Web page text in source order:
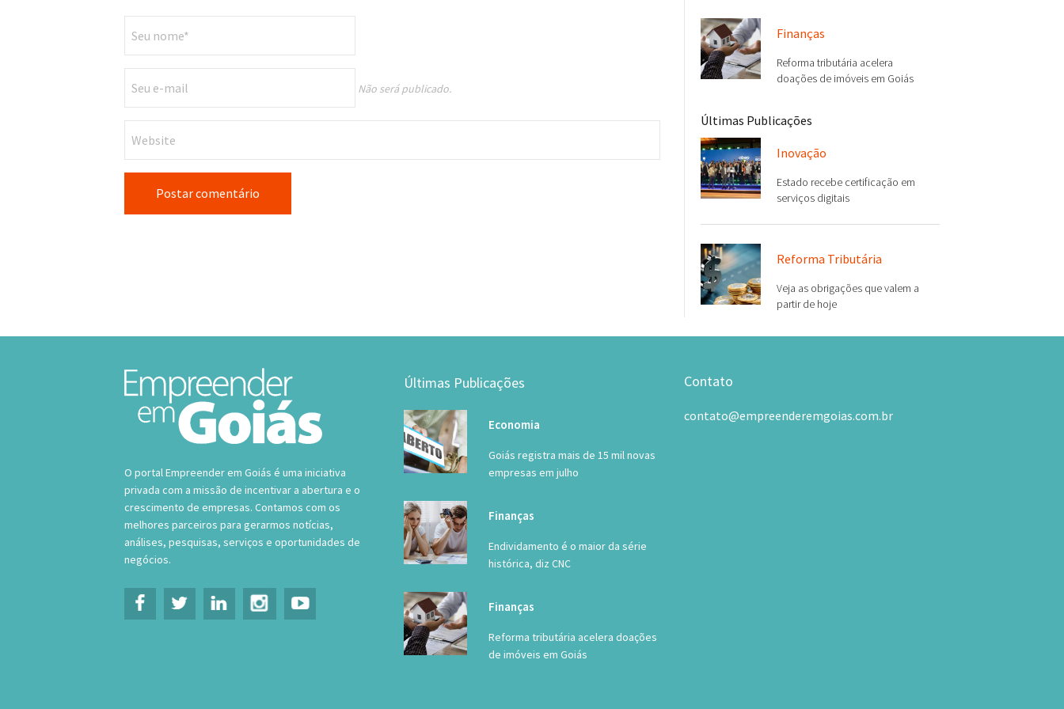
Não será publicado.
Finanças
Reforma tributária acelera
doações de imóveis em Goiás
Últimas Publicações
Inovação
Estado recebe certificação em
serviços digitais
Reforma Tributária
Veja as obrigações que valem a
partir de hoje
O portal Empreender em Goiás é uma iniciativa
privada com a missão de incentivar a abertura e o
crescimento de empresas. Contamos com os
melhores parceiros para gerarmos notícias,
análises, pesquisas, serviços e oportunidades de
negócios.
Últimas Publicações
Economia
Goiás registra mais de 15 mil novas
empresas em julho
Finanças
Endividamento é o maior da série
histórica, diz CNC
Finanças
Reforma tributária acelera doações
de imóveis em Goiás
Contato
contato@empreenderemgoias.com.br